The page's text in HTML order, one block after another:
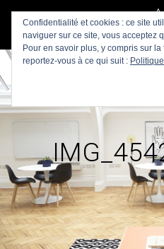
Confidentialité et cookies : ce site
naviguer sur ce site, vous acceptez
Pour en savoir plus, y compris sur
reportez-vous à ce qui suit :